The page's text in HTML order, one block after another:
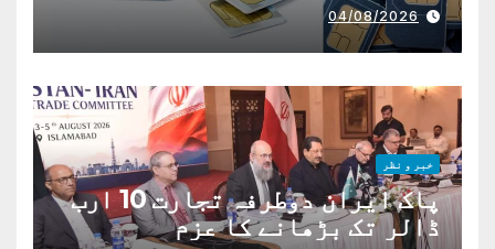
04/08/2026
خبر و نظر
پاک ایران دوطرفہ تجارت 10 ارب
ڈالر تک بڑھانے کا عزم